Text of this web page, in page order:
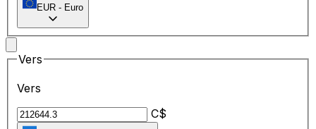
EUR - Euro
Vers
Vers
C$